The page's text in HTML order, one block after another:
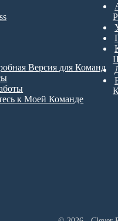
Версия для Команд
к Моей Команде